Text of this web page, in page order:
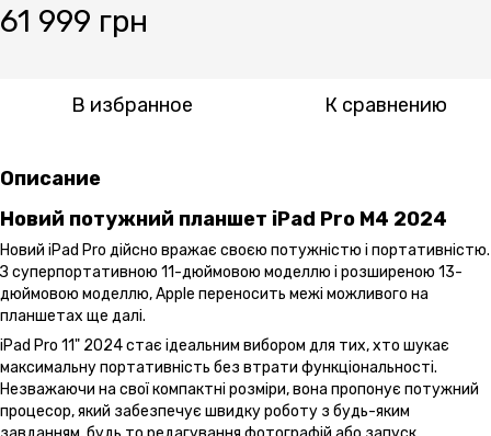
61 999 грн
В избранное К сравнению
Описание
Новий потужний планшет iPad Pro M4 2024
Новий iPad Pro дійсно вражає своєю потужністю і портативністю.
З суперпортативною 11-дюймовою моделлю і розширеною 13-
дюймовою моделлю, Apple переносить межі можливого на
планшетах ще далі.
iPad Pro 11" 2024 стає ідеальним вибором для тих, хто шукає
максимальну портативність без втрати функціональності.
Незважаючи на свої компактні розміри, вона пропонує потужний
процесор, який забезпечує швидку роботу з будь-яким